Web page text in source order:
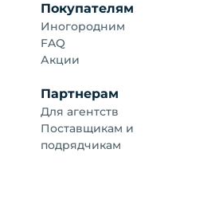
Покупателям
Иногородним
FAQ
Акции
Партнерам
Для агентств
Поставщикам и
подрядчикам